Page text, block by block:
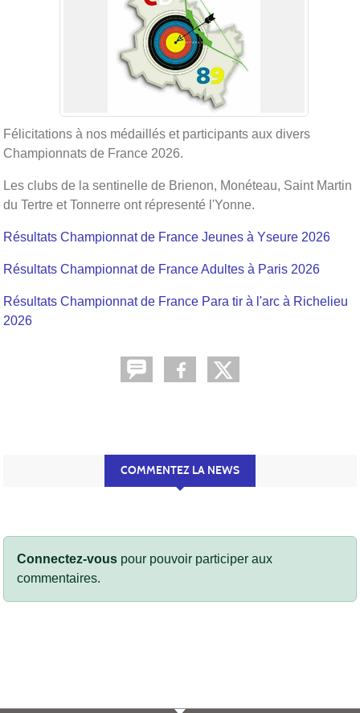
Félicitations à nos médaillés et participants aux divers
Championnats de France 2026.
Les clubs de la sentinelle de Brienon, Monéteau, Saint Martin
du Tertre et Tonnerre ont répresenté l'Yonne.
Résultats Championnat de France Jeunes à Yseure 2026
Résultats Championnat de France Adultes à Paris 2026
Résultats Championnat de France Para tir à l'arc à Richelieu
2026
COMMENTEZ LA NEWS
Connectez-vous pour pouvoir participer aux
commentaires.